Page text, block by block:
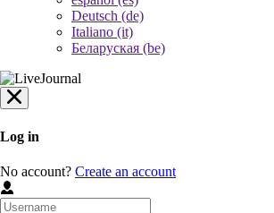
Deutsch (de)
Italiano (it)
Беларуская (be)
Log in
No account? Create an account